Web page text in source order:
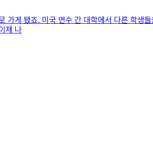
가게 됐죠. 미국 연수 간 대학에서 다른 학생
제 나